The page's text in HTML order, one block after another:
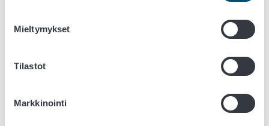
Mieltymykset
Tilastot
Markkinointi
voimakassuolaisuudesta on ilmoitettava kansallisen
kestomakkara, leikkelemakkara ja ruokamakkara saa
edelleen käyttää edellyttäen, että nimet eivät johda